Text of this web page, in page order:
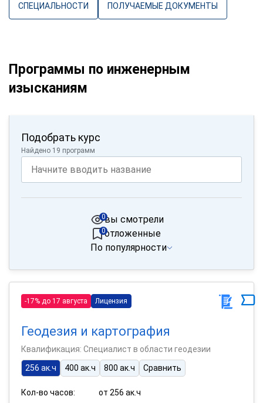
СПЕЦИАЛЬНОСТИ ПОЛУЧАЕМЫЕ ДОКУМЕНТЫ
Программы по инженерным
изысканиям
Подобрать курс
Найдено 19 программ
вы смотрели
0
отложенные
0
По популярности
-17% до 17 августа Лицензия
Геодезия и картография
Квалификация: Специалист в области геодезии
256 ак.ч
400 ак.ч 800 ак.ч Сравнить
Кол-во часов:
от 256 ак.ч